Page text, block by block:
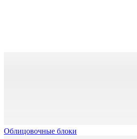
Облицовочные блоки